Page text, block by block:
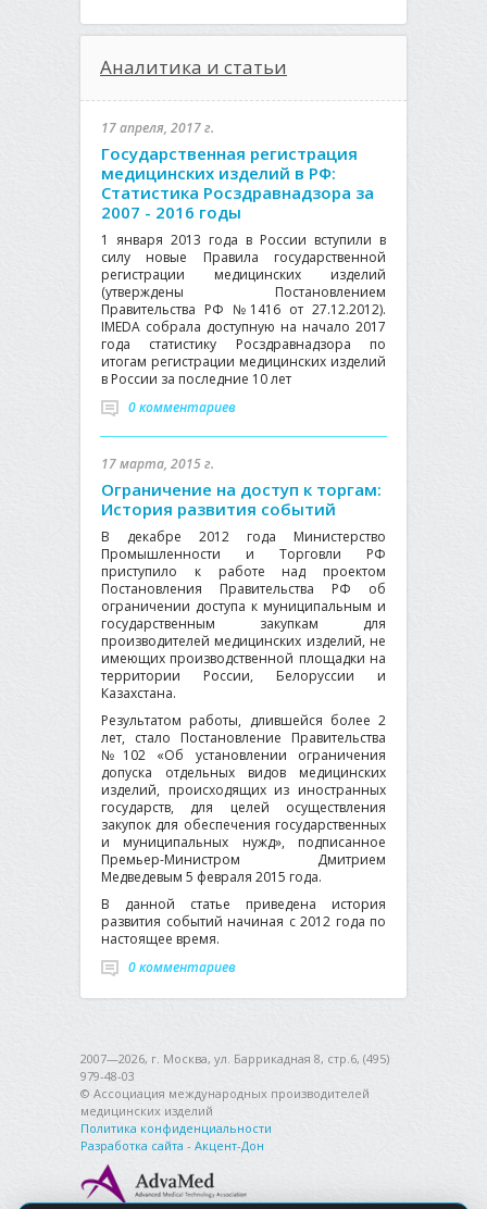
Аналитика и статьи
17 апреля, 2017 г.
Государственная регистрация
медицинских изделий в РФ:
Статистика Росздравнадзора за
2007 - 2016 годы
1 января 2013 года в России вступили в
силу новые Правила государственной
регистрации медицинских изделий
(утверждены Постановлением
Правительства РФ №1416 от 27.12.2012).
IMEDA собрала доступную на начало 2017
года статистику Росздравнадзора по
итогам регистрации медицинских изделий
в России за последние 10 лет
0 комментариев
17 марта, 2015 г.
Ограничение на доступ к торгам:
История развития событий
В декабре 2012 года Министерство
Промышленности и Торговли РФ
приступило к работе над проектом
Постановления Правительства РФ об
ограничении доступа к муниципальным и
государственным закупкам для
производителей медицинских изделий, не
имеющих производственной площадки на
территории России, Белоруссии и
Казахстана.
Результатом работы, длившейся более 2
лет, стало Постановление Правительства
№102 «Об установлении ограничения
допуска отдельных видов медицинских
изделий, происходящих из иностранных
государств, для целей осуществления
закупок для обеспечения государственных
и муниципальных нужд», подписанное
Премьер-Министром Дмитрием
Медведевым 5 февраля 2015 года.
В данной статье приведена история
развития событий начиная с 2012 года по
настоящее время.
0 комментариев
2007—2026, г. Москва, ул. Баррикадная 8, стр.6, (495)
979-48-03
© Ассоциация международных производителей
медицинских изделий
Политика конфиденциальности
Разработка сайта - Акцент-Дон